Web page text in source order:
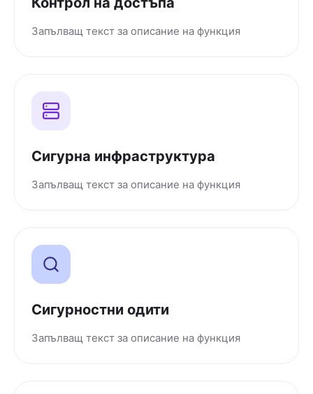
Запълващ текст за описание на функция
Сигурна инфраструктура
Запълващ текст за описание на функция
Сигурностни одити
Запълващ текст за описание на функция